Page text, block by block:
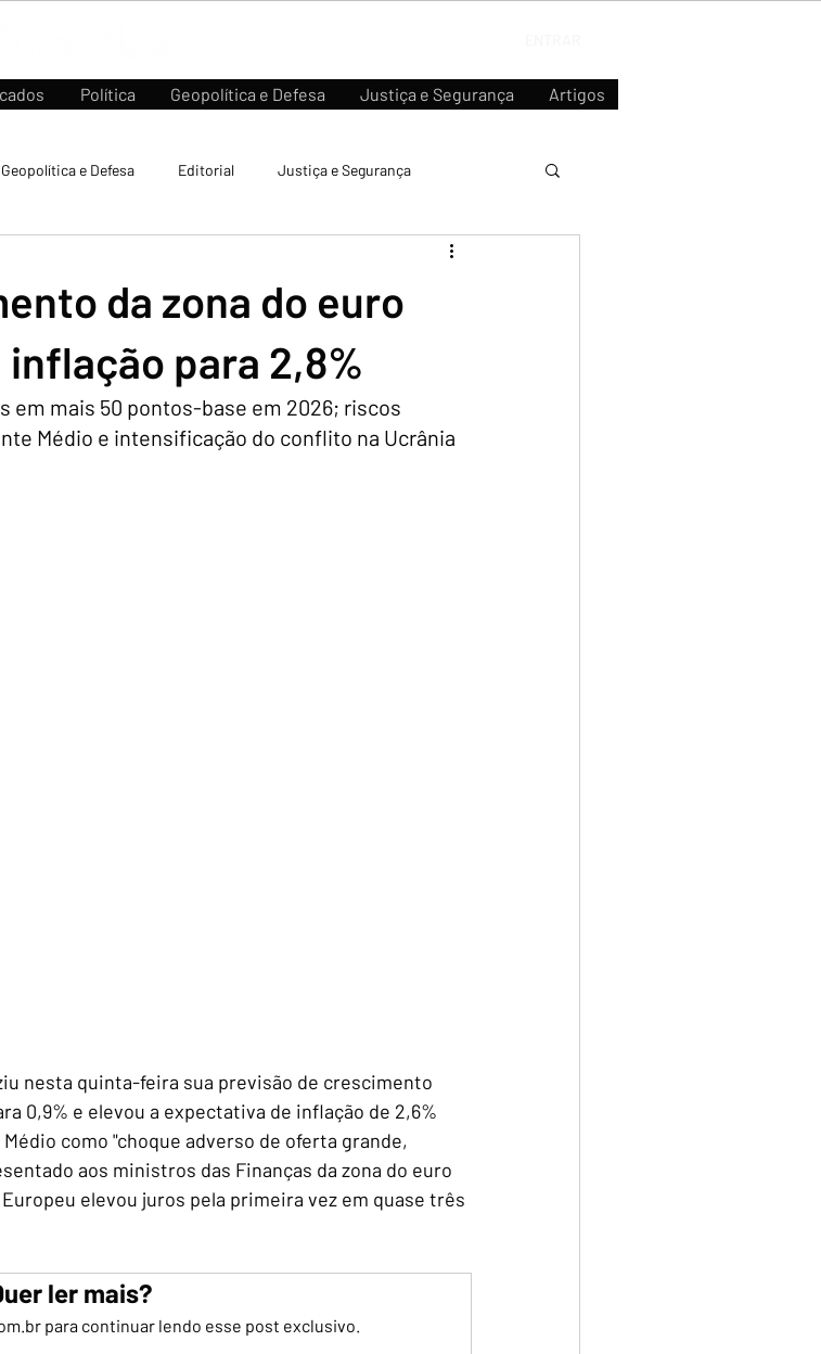
Política Geopolítica e Defesa Justiça e Segurança Artigos
Geopolítica e Defesa Editorial Justiça e Segurança
da zona do euro
para 2,8%
em mais 50 pontos-base em 2026; riscos
Médio e intensificação do conflito na Ucrânia
nesta quinta-feira sua previsão de crescimento
0,9% e elevou a expectativa de inflação de 2,6%
como "choque adverso de oferta grande,
aos ministros das Finanças da zona do euro
elevou juros pela primeira vez em quase três
ler mais?
para continuar lendo esse post exclusivo.